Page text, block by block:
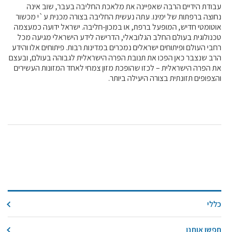
עבודת הידיים הרבה שאפיינה את מלאכת החליבה בעבר, שוב אינה
נחוצה ברפתות של ימינו. עתה נעשית החליבה בצורה מכנית ע`י מכשור
אוטומטי חדיש, המופעל ברפת, או במכון-חליבה. ישראל ידועה כמעצמה
טכנולוגית בעולם החלב הגלובאלי, הדרישה לידע הישראלי מגיעה מכל
רחבי העולם ופיתוחים ישראלים נמכרים במדינות רבות. פיתוחים אלו והידע
הרב שנצבר כאן הפכו את תנובת הפרה הישראלית לגבוהה בעולם, ובעצם
את הפרה הישראלית – לכזו שהופכת מזון צמחי לאחד המזונות העשירים
והצפופים תזונתית בצורה היעילה ביותר.
כללי
חפשו אותנו